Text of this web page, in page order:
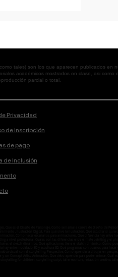
tales) son los que aparecen publicados
académicos mostrados en clase, así
parcial o total.
Privacidad
de inscripción
de pago
de Inclusión